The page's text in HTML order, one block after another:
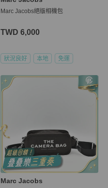
Marc Jacobs絕版相機包
TWD 6,000
狀況良好 本地 免運
Marc Jacobs